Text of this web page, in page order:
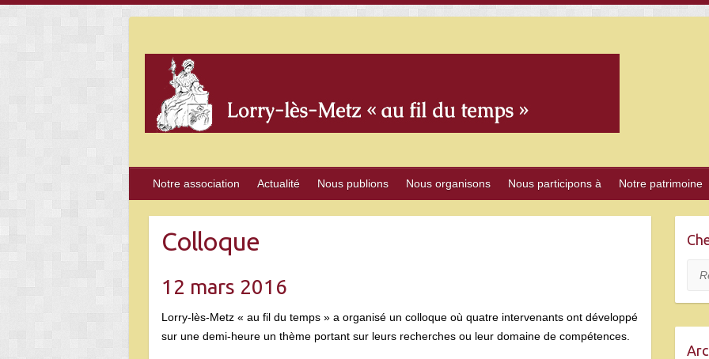
content
Notre association Actualité Nous publions Nous organisons Nous participons à Notre patrimoine
Colloque
12 mars 2016
Lorry-lès-Metz « au fil du temps » a organisé un colloque où quatre intervenants ont développé
sur une demi-heure un thème portant sur leurs recherches ou leur domaine de compétences.